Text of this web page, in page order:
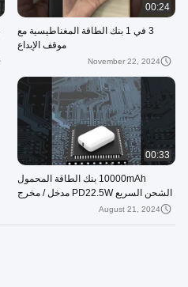
00:24
3 في 1 بنك الطاقة المغناطيسية مع
موقف الإبداع
November 22, 2024
00:33
10000mAh بنك الطاقة المحمول
الشحن السريع PD22.5W مدخل / مخرج
August 21, 2024